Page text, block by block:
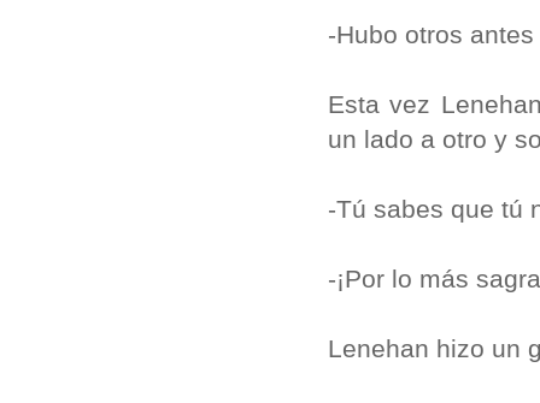
-Hubo otros
Esta vez
un lado a otro y
-Tú sabes que tú
-¡Por lo más
Lenehan hizo un